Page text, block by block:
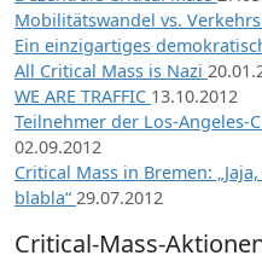
Mobilitätswandel vs.
Ein einzigartiges
All Critical Mass is Nazi
WE ARE TRAFFIC 13.10.2012
Teilnehmer der Los-Angeles-
02.09.2012
Critical Mass in Bremen:
blabla“ 29.07.2012
Critical-Mass-